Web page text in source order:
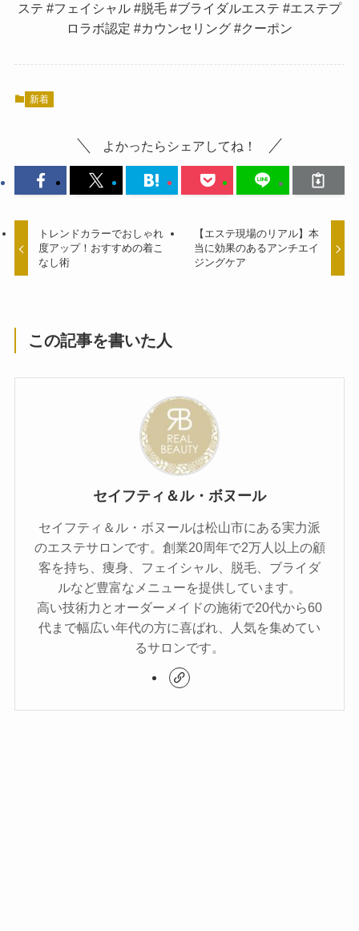
ステ #フェイシャル #脱毛 #ブライダルエステ #エステプ
ロラボ認定 #カウンセリング #クーポン
新着
よかったらシェアしてね！
トレンドカラーでおしゃれ
度アップ！おすすめの着こ
なし術
【エステ現場のリアル】本
当に効果のあるアンチエイ
ジングケア
この記事を書いた人
セイフティ＆ル・ボヌール
セイフティ＆ル・ボヌールは松山市にある実力派
のエステサロンです。創業20周年で2万人以上の顧
客を持ち、痩身、フェイシャル、脱毛、ブライダ
ルなど豊富なメニューを提供しています。
高い技術力とオーダーメイドの施術で20代から60
代まで幅広い年代の方に喜ばれ、人気を集めてい
るサロンです。